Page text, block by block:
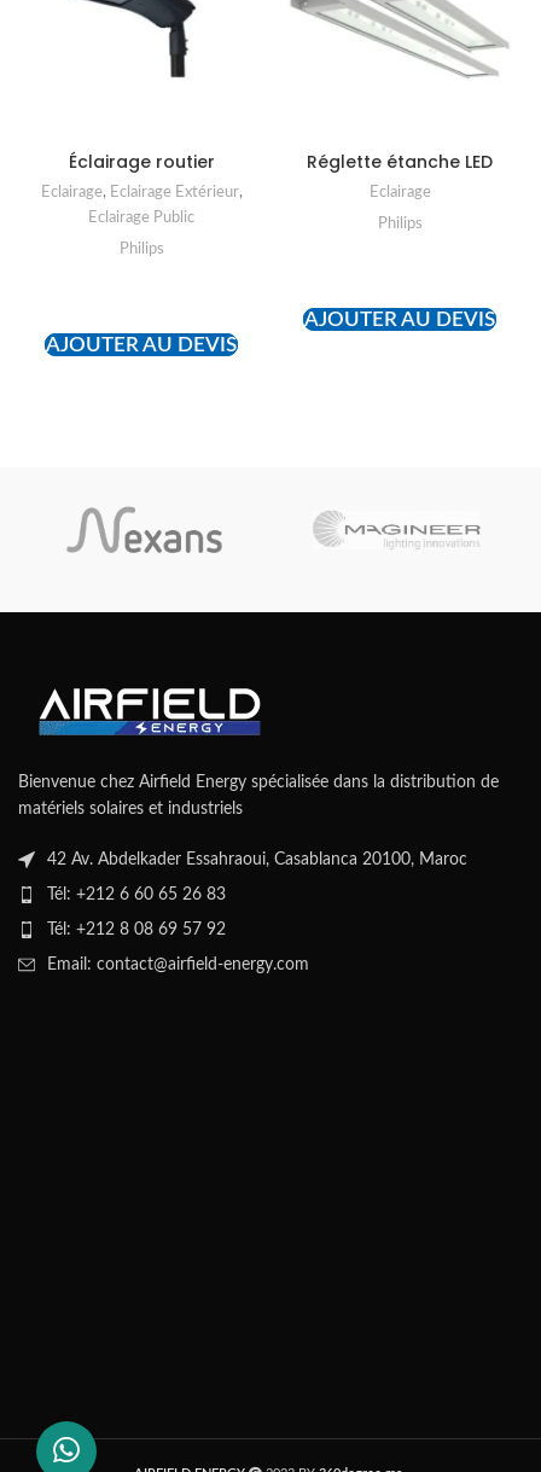
Éclairage routier
Eclairage, Eclairage Extérieur,
Eclairage Public
Philips
AJOUTER AU DEVIS
Réglette étanche LED
Eclairage
Philips
AJOUTER AU DEVIS
Bienvenue chez Airfield Energy spécialisée dans la distribution de
matériels solaires et industriels
42 Av. Abdelkader Essahraoui, Casablanca 20100, Maroc
Tél: +212 6 60 65 26 83
Tél: +212 8 08 69 57 92
Email: contact@airfield-energy.com